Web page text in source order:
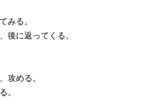
みる。
後に返ってくる。
攻める。
。